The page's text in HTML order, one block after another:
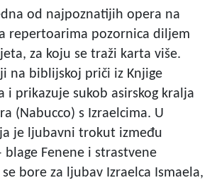
od najpoznatijih opera na
repertoarima pozornica diljem
za koju se traži karta više.
na biblijskoj priči iz Knjige
i prikazuje sukob asirskog kralja
(Nabucco) s Izraelcima. U
je ljubavni trokut između
blage Fenene i strastvene
bore za ljubav Izraelca Ismaela,